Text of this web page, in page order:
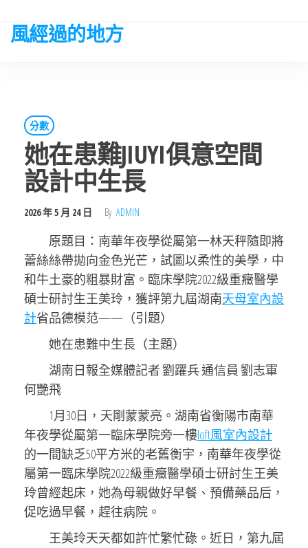
the
風經過的地方
分數
她在患難JIUYI俱意空間
設計中生長
2026 年 5 月 24 日 By ADMIN
原題目：南華年夜學從屬第一林天秤隨即將
蕾絲絲帶拋向金色光芒，試圖以柔性的美學，中
和牛土豪的粗暴財富。臨床學院2022級重癥醫學
碩士研討生王美玲，獲評第九屆湖南天母室內設
計省品德模范——（引題）
她在患難中生長（主題）
湖南日報全媒體記者 劉躍兵 通信員 劉志軍
何艷飛
1月30日，天剛蒙蒙亮。湖南省衡陽市南華
年夜學從屬第一臨床學院旁一樓loft風室內設計
的一間缺乏50平方米的老舊衡宇，南華年夜學從
屬第一臨床學院2022級重癥醫學碩士研討生王美
玲曾經起床，她為母親做好早餐、預備藥品后，
促吃過早餐，趕往病院。
王美玲天天都如許忙繁忙碌。近日，第九屆